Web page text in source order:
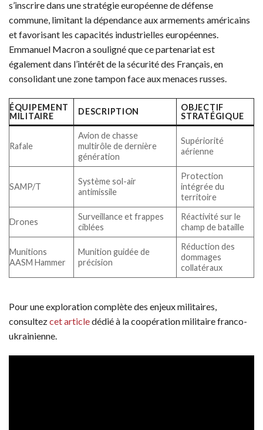
s’inscrire dans une stratégie européenne de défense
commune, limitant la dépendance aux armements américains
et favorisant les capacités industrielles européennes.
Emmanuel Macron a souligné que ce partenariat est
également dans l’intérêt de la sécurité des Français, en
consolidant une zone tampon face aux menaces russes.
ÉQUIPEMENT
MILITAIRE
DESCRIPTION
OBJECTIF
STRATÉGIQUE
Rafale
Avion de chasse
multirôle de dernière
génération
Supériorité
aérienne
SAMP/T
Système sol-air
antimissile
Protection
intégrée du
territoire
Drones
Surveillance et frappes
ciblées
Réactivité sur le
champ de bataille
Munitions
AASM Hammer
Munition guidée de
précision
Réduction des
dommages
collatéraux
Pour une exploration complète des enjeux militaires,
consultezcet articledédié à la coopération militaire franco-
ukrainienne.